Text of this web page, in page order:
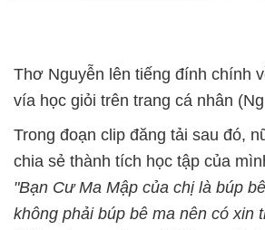
Thơ Nguyễn lên tiếng đính chính
vía học giỏi trên trang cá nhân
Trong đoạn clip đăng tải sau đó,
chia sẻ thành tích học tập của
"Bạn Cư Ma Mập của chị là búp
không phải búp bê ma nên có xin